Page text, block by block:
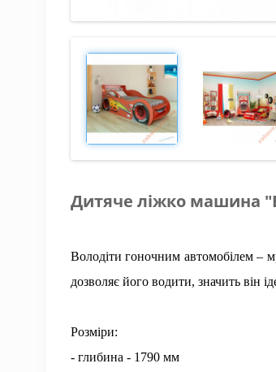
Дитяче ліжко машина
Володіти гоночним автомобілем –
дозволяє його водити, значить він
Розміри:
- глибина - 1790 мм